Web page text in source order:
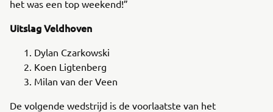
het was een top weekend!”
Uitslag Veldhoven
Dylan Czarkowski
Koen Ligtenberg
Milan van der Veen
De volgende wedstrijd is de voorlaatste van het